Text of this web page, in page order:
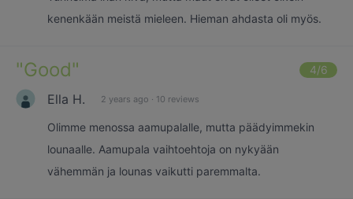
kenenkään meistä mieleen. Hieman ahdasta oli myös.
"Good" 4/6
Ella H. 2 years ago · 10 reviews
Olimme menossa aamupalalle, mutta päädyimmekin
lounaalle. Aamupala vaihtoehtoja on nykyään
vähemmän ja lounas vaikutti paremmalta.